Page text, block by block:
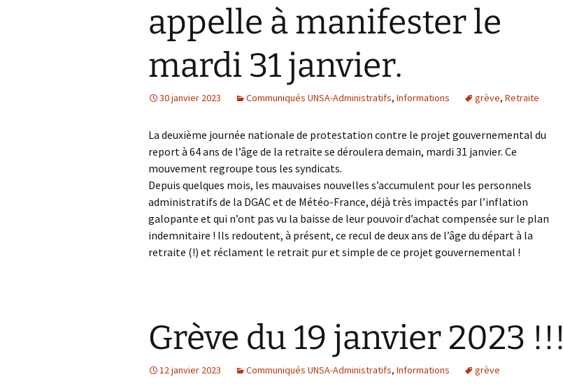
appelle à manifester le
mardi 31 janvier.
30 janvier 2023 Communiqués UNSA-Administratifs, Informations grève, Retraite
La deuxième journée nationale de protestation contre le projet gouvernemental du
report à 64 ans de l’âge de la retraite se déroulera demain, mardi 31 janvier. Ce
mouvement regroupe tous les syndicats.
Depuis quelques mois, les mauvaises nouvelles s’accumulent pour les personnels
administratifs de la DGAC et de Météo-France, déjà très impactés par l’inflation
galopante et qui n’ont pas vu la baisse de leur pouvoir d’achat compensée sur le plan
indemnitaire ! Ils redoutent, à présent, ce recul de deux ans de l’âge du départ à la
retraite (!) et réclament le retrait pur et simple de ce projet gouvernemental !
Grève du 19 janvier 2023 !!!
12 janvier 2023 Communiqués UNSA-Administratifs, Informations grève